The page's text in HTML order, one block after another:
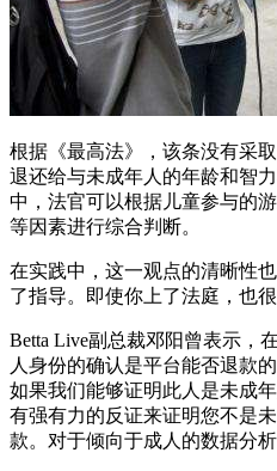
根据《最高法》，该条没有采
退还给与未成年人的年龄和智
中，法官可以根据儿童参与的
等因素进行综合判断。
在实践中，这一观点的清晰性
了指导。即使你上了法庭，也很
Betta Live副总裁邓阳曾表示，
人身份的确认是平台能否退款
如果我们能够证明此人是未成
有强有力的反证来证明您不是
款。对于倾向于成人的数据分